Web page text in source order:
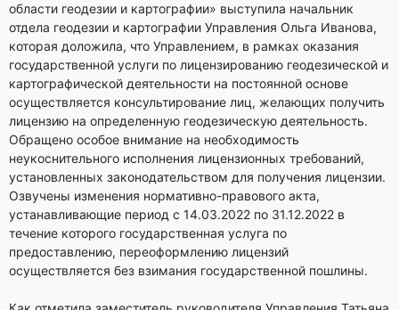
области геодезии и картографии» выступила начальник
отдела геодезии и картографии Управления Ольга Иванова,
которая доложила, что Управлением, в рамках оказания
государственной услуги по лицензированию геодезической и
картографической деятельности на постоянной основе
осуществляется консультирование лиц, желающих получить
лицензию на определенную геодезическую деятельность.
Обращено особое внимание на необходимость
неукоснительного исполнения лицензионных требований,
установленных законодательством для получения лицензии.
Озвучены изменения нормативно-правового акта,
устанавливающие период с 14.03.2022 по 31.12.2022 в
течение которого государственная услуга по
предоставлению, переоформлению лицензий
осуществляется без взимания государственной пошлины.